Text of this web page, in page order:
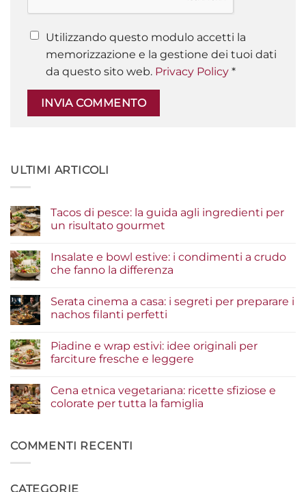
Utilizzando questo modulo accetti la
memorizzazione e la gestione dei tuoi dati
da questo sito web. Privacy Policy *
ULTIMI ARTICOLI
Tacos di pesce: la guida agli ingredienti per
un risultato gourmet
su
Tacos
di
guida
agli
ingredienti
risultato
gourmet
Insalate e bowl estive: i condimenti a crudo
che fanno la differenza
su
Insalate
e
condimenti
a
fanno
la
differenza
Serata cinema a casa: i segreti per preparare i
nachos filanti perfetti
su
Serata
cinema
i
segreti
per
filanti
perfetti
Piadine e wrap estivi: idee originali per
farciture fresche e leggere
su
Piadine
e
originali
per
leggere
Cena etnica vegetariana: ricette sfiziose e
colorate per tutta la famiglia
Cena
etnica
e
COMMENTI RECENTI
CATEGORIE